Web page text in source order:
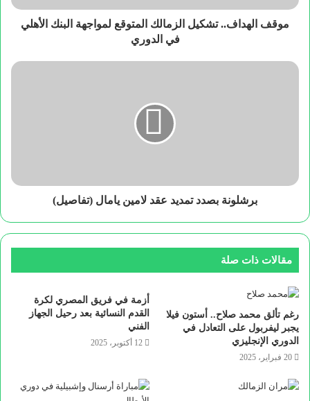
موقف الهداف.. تشكيل الزمالك المتوقع لمواجهة البنك الأهلي
في الدوري
برشلونة بصدد تمديد عقد لامين يامال (تفاصيل)
مقالات ذات صلة
رغم تألق محمد صلاح.. أستون فيلا
يجبر ليفربول على التعادل في
الدوري الإنجليزي
20 فبراير، 2025
أزمة في فريق المصري لكرة
القدم النسائية بعد رحيل الجهاز
الفني
12 أكتوبر، 2025